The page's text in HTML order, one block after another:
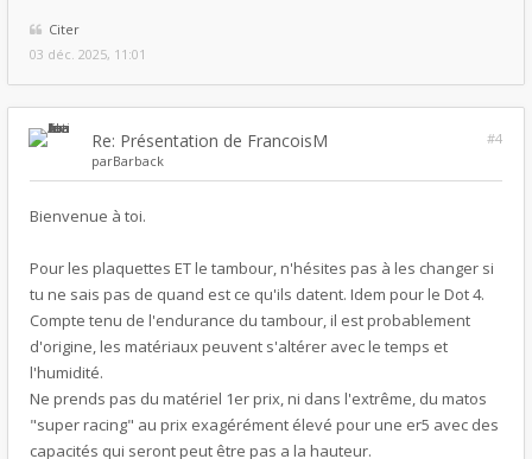
Citer
03 déc. 2025, 11:01
Re: Présentation de FrancoisM
#4
parBarback
Bienvenue à toi.
Pour les plaquettes ET le tambour, n'hésites pas à les changer si
tu ne sais pas de quand est ce qu'ils datent. Idem pour le Dot 4.
Compte tenu de l'endurance du tambour, il est probablement
d'origine, les matériaux peuvent s'altérer avec le temps et
l'humidité.
Ne prends pas du matériel 1er prix, ni dans l'extrême, du matos
"super racing" au prix exagérément élevé pour une er5 avec des
capacités qui seront peut être pas a la hauteur.